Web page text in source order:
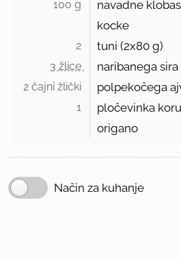
100 g
navadne
kocke
2 tuni (2x80 g)
3 žlice naribanega sira
2 čajni žlički polpekočega
1 pločevinka
origano
Način za kuhanje